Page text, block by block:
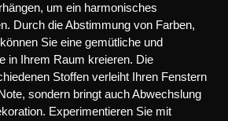
um ein harmonisches
Durch die Abstimmung von Farben,
Sie eine gemütliche und
in Ihrem Raum kreieren. Die
Stoffen verleiht Ihren Fenstern
sondern bringt auch Abwechslung
Experimentieren Sie mit